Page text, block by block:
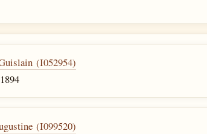
(I052954)
(I099520)